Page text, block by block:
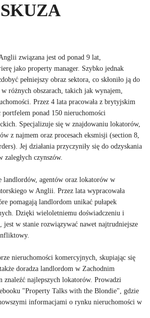
związana jest od ponad 9 lat,
jako property manager. Szybko jednak
pełniejszy obraz sektora, co skłoniło ją do
różnych obszarach, takich jak wynajem,
Przez 4 lata pracowała z brytyjskim
portfelem ponad 150 nieruchomości
Specjalizuje się w znajdowaniu lokatorów,
z najmem oraz procesach eksmisji (section 8,
Jej działania przyczyniły się do odzyskania
zaległych czynszów.
landlordów, agentów oraz lokatorów w
w Anglii. Przez lata wypracowała
pomagają landlordom unikać pułapek
Dzięki wieloletniemu doświadczeniu i
jest w stanie rozwiązywać nawet najtrudniejsze
nieruchomości komercyjnych, skupiając się
doradza landlordom w Zachodnim
znaleźć najlepszych lokatorów. Prowadzi
"Property Talks with the Blondie", gdzie
informacjami o rynku nieruchomości w